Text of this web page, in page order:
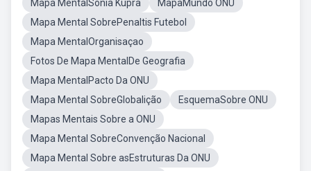
Mapa MentalSonia Kupra
MapaMundo ONU
Mapa Mental SobrePenaltis Futebol
Mapa MentalOrganisaçao
Fotos De Mapa MentalDe Geografia
Mapa MentalPacto Da ONU
Mapa Mental SobreGlobalição
EsquemaSobre ONU
Mapas Mentais Sobre a ONU
Mapa Mental SobreConvenção Nacional
Mapa Mental Sobre asEstruturas Da ONU